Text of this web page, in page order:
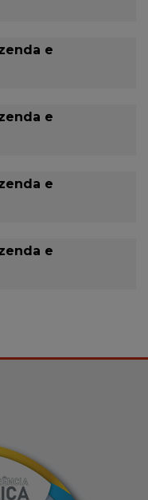
e
e
e
e